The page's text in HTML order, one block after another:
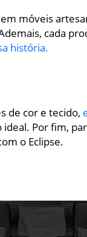
móveis
cada
história.
de cor e tecido,
Por fim,
o Eclipse.